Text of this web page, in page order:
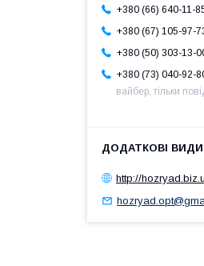
+380 (66) 640-11-
+380 (67) 105-97-
+380 (50) 303-13-
+380 (73) 040-92-
вайбер, тільки
http://